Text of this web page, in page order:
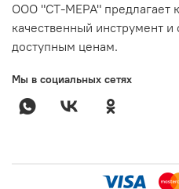
ООО "СТ-МЕРА" предлагает
качественный инструмент и
доступным ценам.
Мы в социальных сетях